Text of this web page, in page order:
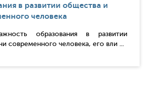
в развитии общества и
человека
образования в развитии
современного человека, его вли ...